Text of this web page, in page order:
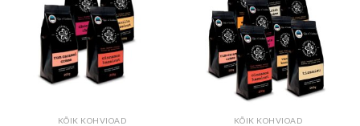
KÕIK KOHVIOAD KÕIK KOHVIOAD